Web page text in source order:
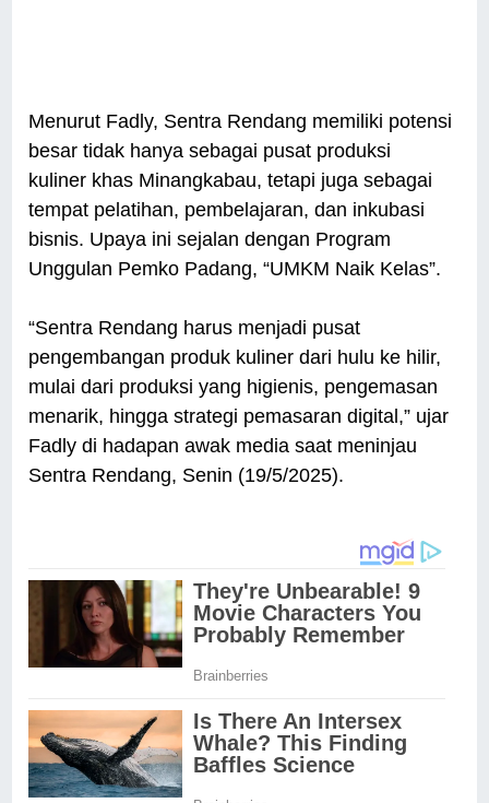
Menurut Fadly, Sentra Rendang memiliki potensi
besar tidak hanya sebagai pusat produksi
kuliner khas Minangkabau, tetapi juga sebagai
tempat pelatihan, pembelajaran, dan inkubasi
bisnis. Upaya ini sejalan dengan Program
Unggulan Pemko Padang, “UMKM Naik Kelas”.
“Sentra Rendang harus menjadi pusat
pengembangan produk kuliner dari hulu ke hilir,
mulai dari produksi yang higienis, pengemasan
menarik, hingga strategi pemasaran digital,” ujar
Fadly di hadapan awak media saat meninjau
Sentra Rendang, Senin (19/5/2025).